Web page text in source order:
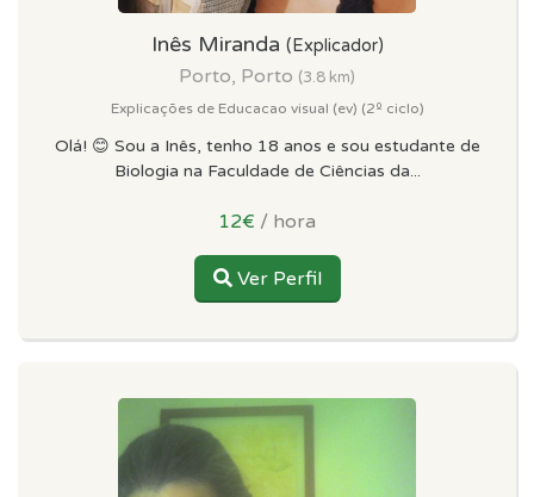
Inês Miranda (Explicador)
Porto, Porto (3.8 km)
Explicações de Educacao visual (ev) (2º ciclo)
Olá! 😊 Sou a Inês, tenho 18 anos e sou estudante de
Biologia na Faculdade de Ciências da...
12€ / hora
Ver Perfil